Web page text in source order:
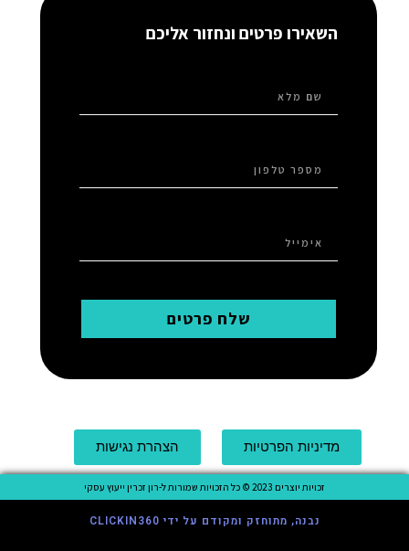
השאירו פרטים ונחזור אליכם
שלח פרטים
מדיניות הפרטיות הצהרת נגישות
זכויות יוצרים 2023 © כל הזכויות שמורות ל-רון זכרין ייעוץ עסקי
נבנה, מתוחזק ומקודם על ידי CLICKIN360